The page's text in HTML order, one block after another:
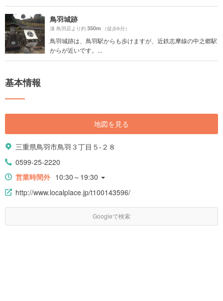
鳥羽城跡
漣 鳥羽店より約350m （徒歩6分）
鳥羽城跡は、鳥羽駅からも歩けますが、近鉄志摩線の中之郷駅
からが近いです。...
基本情報
地図を見る
三重県鳥羽市鳥羽３丁目５-２８
0599-25-2220
営業時間外 10:30～19:30
http://www.localplace.jp/t100143596/
Googleで検索